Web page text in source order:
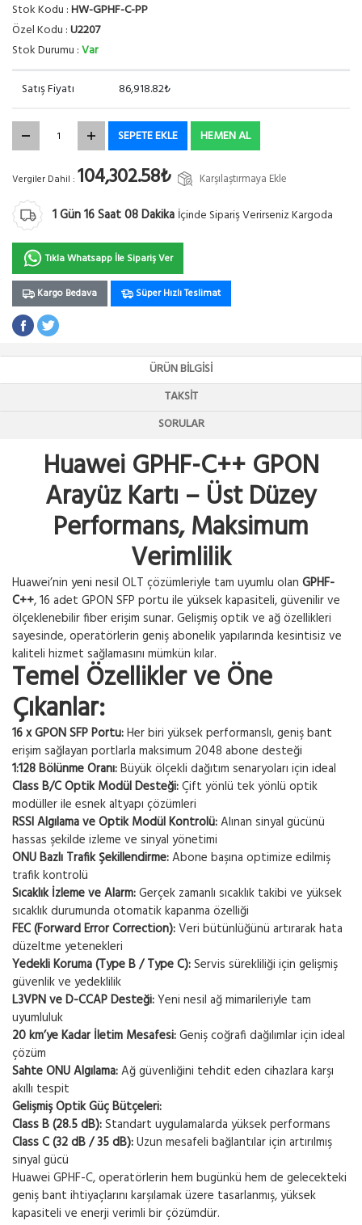
Stok Kodu :HW-GPHF-C-PP
Özel Kodu :U2207
Stok Durumu :Var
Satış Fiyatı 86,918.82₺
SEPETE EKLE HEMEN AL
Vergiler Dahil : 104,302.58₺ Karşılaştırmaya Ekle
1Gün16Saat08Dakika İçinde Sipariş Verirseniz Kargoda
Tıkla Whatsapp İle Sipariş Ver
Kargo Bedava Süper Hızlı Teslimat
ÜRÜN BILGISI
TAKSIT
SORULAR
Huawei GPHF-C++ GPON
Arayüz Kartı – Üst Düzey
Performans, Maksimum
Verimlilik
Huawei’nin yeni nesil OLT çözümleriyle tam uyumlu olan GPHF-
C++, 16 adet GPON SFP portu ile yüksek kapasiteli, güvenilir ve
ölçeklenebilir fiber erişim sunar. Gelişmiş optik ve ağ özellikleri
sayesinde, operatörlerin geniş abonelik yapılarında kesintisiz ve
kaliteli hizmet sağlamasını mümkün kılar.
Temel Özellikler ve Öne
Çıkanlar:
16 x GPON SFP Portu:Her biri yüksek performanslı, geniş bant
erişim sağlayan portlarla maksimum 2048 abone desteği
1:128 Bölünme Oranı:Büyük ölçekli dağıtım senaryoları için ideal
Class B/C Optik Modül Desteği:Çift yönlü tek yönlü optik
modüller ile esnek altyapı çözümleri
RSSI Algılama ve Optik Modül Kontrolü:Alınan sinyal gücünü
hassas şekilde izleme ve sinyal yönetimi
ONU Bazlı Trafik Şekillendirme:Abone başına optimize edilmiş
trafik kontrolü
Sıcaklık İzleme ve Alarm:Gerçek zamanlı sıcaklık takibi ve yüksek
sıcaklık durumunda otomatik kapanma özelliği
FEC (Forward Error Correction):Veri bütünlüğünü artırarak hata
düzeltme yetenekleri
Yedekli Koruma (Type B / Type C):Servis sürekliliği için gelişmiş
güvenlik ve yedeklilik
L3VPN ve D-CCAP Desteği:Yeni nesil ağ mimarileriyle tam
uyumluluk
20 km’ye Kadar İletim Mesafesi:Geniş coğrafi dağılımlar için ideal
çözüm
Sahte ONU Algılama:Ağ güvenliğini tehdit eden cihazlara karşı
akıllı tespit
Gelişmiş Optik Güç Bütçeleri:
Class B (28.5 dB):Standart uygulamalarda yüksek performans
Class C (32 dB / 35 dB):Uzun mesafeli bağlantılar için artırılmış
sinyal gücü
Huawei GPHF-C, operatörlerin hem bugünkü hem de gelecekteki
geniş bant ihtiyaçlarını karşılamak üzere tasarlanmış, yüksek
kapasiteli ve enerji verimli bir çözümdür.